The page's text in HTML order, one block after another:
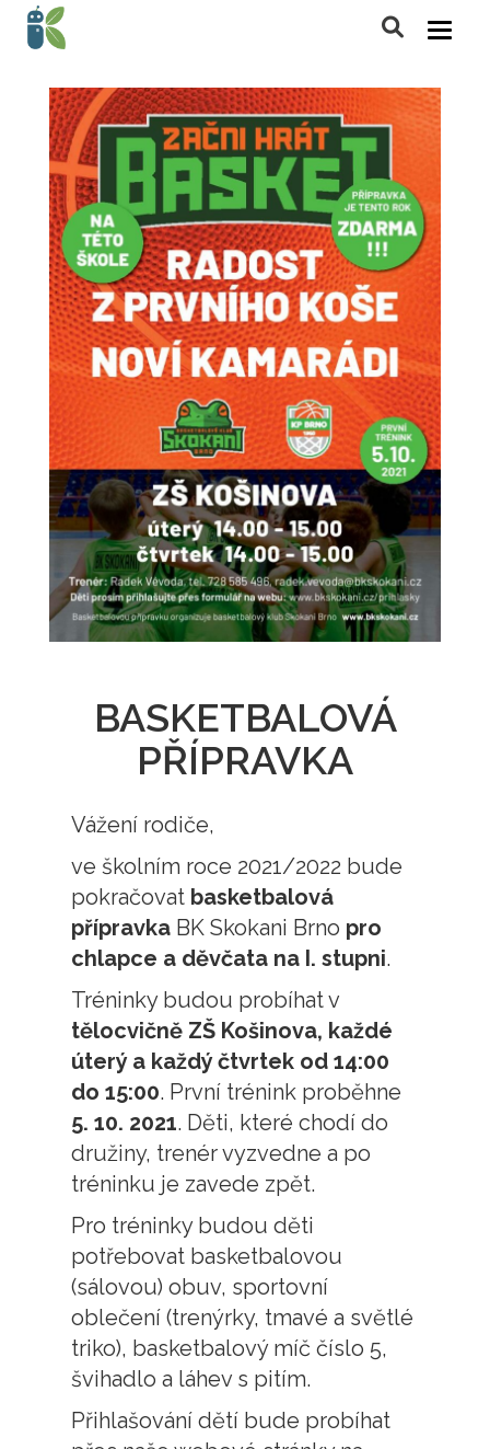
BASKETBALOVÁ
PŘÍPRAVKA
Vážení rodiče,
ve školním roce 2021/2022 bude
pokračovat basketbalová
přípravka BK Skokani Brno pro
chlapce a děvčata na I. stupni.
Tréninky budou probíhat v
tělocvičně ZŠ Košinova, každé
úterý a každý čtvrtek od 14:00
do 15:00. První trénink proběhne
5. 10. 2021. Děti, které chodí do
družiny, trenér vyzvedne a po
tréninku je zavede zpět.
Pro tréninky budou děti
potřebovat basketbalovou
(sálovou) obuv, sportovní
oblečení (trenýrky, tmavé a světlé
triko), basketbalový míč číslo 5,
švihadlo a láhev s pitím.
Přihlašování dětí bude probíhat